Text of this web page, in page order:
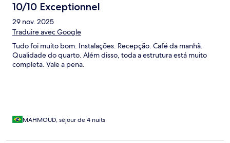
10/10 Exceptionnel
29 nov. 2025
Traduire avec Google
Tudo foi muito bom. Instalações. Recepção. Café da manhã.
Qualidade do quarto. Além disso, toda a estrutura está muito
completa. Vale a pena.
MAHMOUD, séjour de 4 nuits